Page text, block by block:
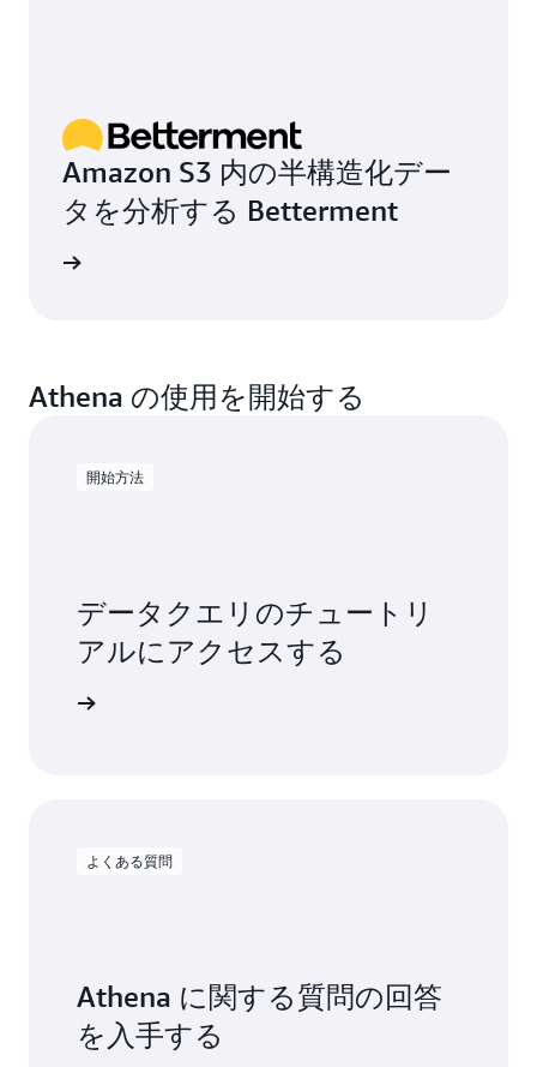
Amazon S3 内の半構造化デー
タを分析する Betterment
Athena の使用を開始する
開始方法
データクエリのチュートリ
アルにアクセスする
よくある質問
Athena に関する質問の回答
を入手する